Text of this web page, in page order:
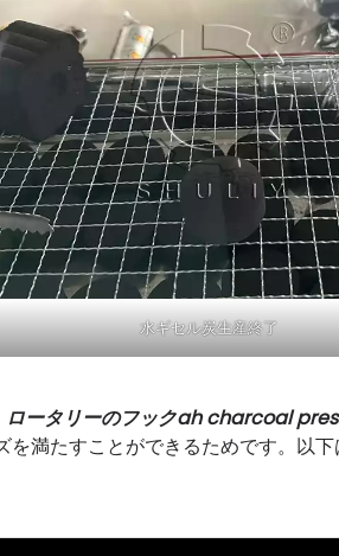
水ギセル炭生産終了
ロータリーのフックah charcoal
満たすことができるためです。以